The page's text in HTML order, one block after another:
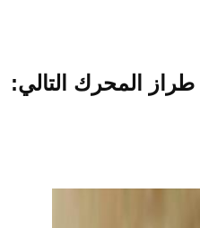
طراز المحرك التالي: